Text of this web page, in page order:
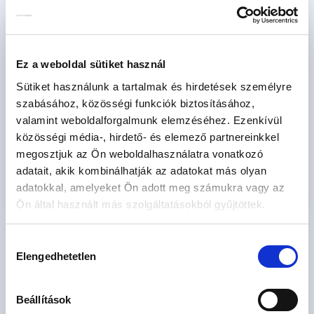
Ez a weboldal sütiket használ
Sütiket használunk a tartalmak és hirdetések személyre
szabásához, közösségi funkciók biztosításához,
valamint weboldalforgalmunk elemzéséhez. Ezenkívül
közösségi média-, hirdető- és elemező partnereinkkel
megosztjuk az Ön weboldalhasználatra vonatkozó
adatait, akik kombinálhatják az adatokat más olyan
adatokkal, amelyeket Ön adott meg számukra vagy az
Ön által használt más szolgáltatásokból gyűjtöttek.
kiválasztása
Elengedhetetlen
Beállítások
m
szoba
CSOK igényelhető
FIX 3%-ra alkalmas
Keresés
ÚJÉPÍTÉSŰ LAKÁSOK AZ ORSZÁG EGÉSZ TERÜLETÉRŐL